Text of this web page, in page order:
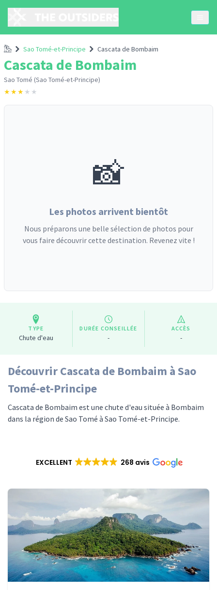
AccueilSao Tomé-et-Principe Cascata de Bombaim
Cascata de Bombaim
Sao Tomé (Sao Tomé-et-Principe)
★★★ ★ ★
📸
Les photos arrivent bientôt
Nous préparons une belle sélection de photos pour
vous faire découvrir cette destination. Revenez vite !
TYPE
Chute d'eau
DURÉE CONSEILLÉE
-
ACCÈS
-
Découvrir Cascata de Bombaim à Sao
Tomé-et-Principe
Cascata de Bombaim est une chute d'eau située à Bombaim
dans la région de Sao Tomé à Sao Tomé-et-Principe.
EXCELLENT 268 avis